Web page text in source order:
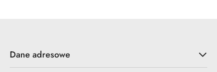
Dane adresowe